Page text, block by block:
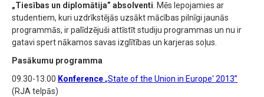
„Tiesības un diplomātija” absolventi . Mēs lepojamies ar
studentiem, kuri uzdrīkstējās uzsākt mācības pilnīgi jaunās
programmās, ir palīdzējuši attīstīt studiju programmas un nu ir
gatavi spert nākamos savas izglītības un karjeras soļus.
Pasākumu programma
09.30-13.00 Konference„State of the Union in Europe' 2013”
(RJA telpās)